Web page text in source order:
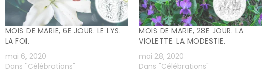
MOIS DE MARIE, 6E JOUR. LE LYS.
LA FOI.
mai 6, 2020
Dans "Célébrations"
MOIS DE MARIE, 28E JOUR. LA
VIOLETTE. LA MODESTIE.
mai 28, 2020
Dans "Célébrations"